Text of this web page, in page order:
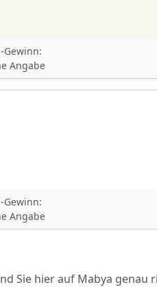
Gewinn:
Angabe
Gewinn:
Angabe
Sie hier auf Mabya